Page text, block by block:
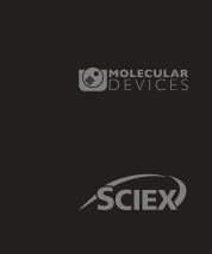
Sciex Link